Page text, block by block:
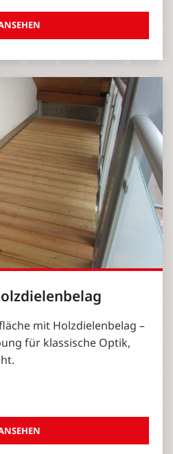
mit Holzdielenbelag –
für klassische Optik,